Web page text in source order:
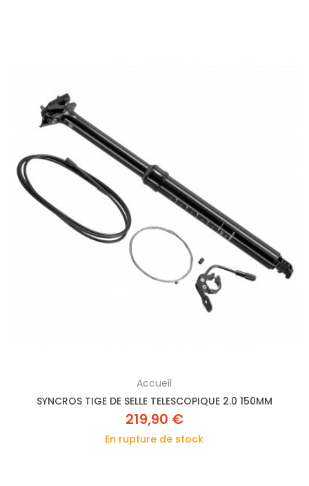
Accueil
SYNCROS TIGE DE SELLE TELESCOPIQUE 2.0 150MM
219,90 €
En rupture de stock